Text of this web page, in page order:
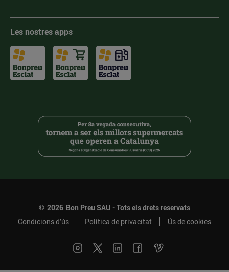
Les nostres apps
© 2026 Bon Preu SAU - Tots els drets reservats
Condicions d’ús
Política de privacitat Ús de cookies